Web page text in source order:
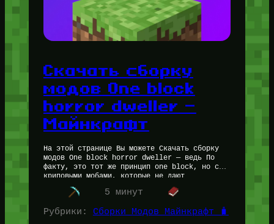
Скачать сборку
модов One block
horror dweller —
Майнкрафт
На этой странице Вы можете Скачать сборку
модов One block horror dweller — ведь По
факту, это тот же принцип one block, но с
криповыми мобами, которые не дают
расслабиться.…
5 минут
Рубрики: Сборки Модов Майнкрафт 🧳